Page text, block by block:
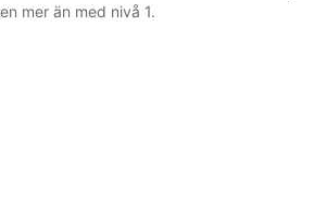
mer än med nivå 1.